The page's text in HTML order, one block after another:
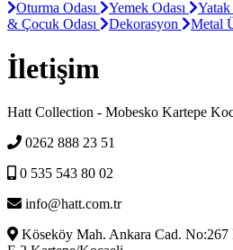
Oturma Odası Yemek Odası Yatak
& Çocuk Odası
Dekorasyon Metal
İletişim
Hatt Collection - Mobesko Kartepe
0262 888 23 51
0 535 543 80 02
info@hatt.com.tr
Köseköy Mah. Ankara Cad. No:267